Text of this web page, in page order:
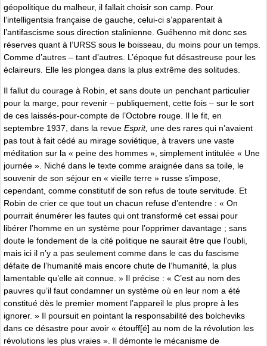
géopolitique du malheur, il fallait choisir son camp. Pour
l’intelligentsia française de gauche, celui-ci s’apparentait à
l’antifascisme sous direction stalinienne. Guéhenno mit donc ses
réserves quant à l’URSS sous le boisseau, du moins pour un temps.
Comme d’autres – tant d’autres. L’époque fut désastreuse pour les
éclaireurs. Elle les plongea dans la plus extrême des solitudes.
Il fallut du courage à Robin, et sans doute un penchant particulier
pour la marge, pour revenir – publiquement, cette fois – sur le sort
de ces laissés-pour-compte de l’Octobre rouge. Il le fit, en
septembre 1937, dans la revue Esprit, une des rares qui n’avaient
pas tout à fait cédé au mirage soviétique, à travers une vaste
méditation sur la « peine des hommes », simplement intitulée « Une
journée ». Niché dans le texte comme araignée dans sa toile, le
souvenir de son séjour en « vieille terre » russe s’impose,
cependant, comme constitutif de son refus de toute servitude. Et
Robin de crier ce que tout un chacun refuse d’entendre : « On
pourrait énumérer les fautes qui ont transformé cet essai pour
libérer l’homme en un système pour l’opprimer davantage ; sans
doute le fondement de la cité politique ne saurait être que l’oubli,
mais ici il n’y a pas seulement comme dans le cas du fascisme
défaite de l’humanité mais encore chute de l’humanité, la plus
lamentable qu’elle ait connue. » Il précise : « C’est au nom des
pauvres qu’il faut condamner un système où en leur nom a été
constitué dès le premier moment l’appareil le plus propre à les
ignorer. » Il poursuit en pointant la responsabilité des bolcheviks
dans ce désastre pour avoir « étouff[é] au nom de la révolution les
révolutions les plus vraies ». Il démonte le mécanisme de